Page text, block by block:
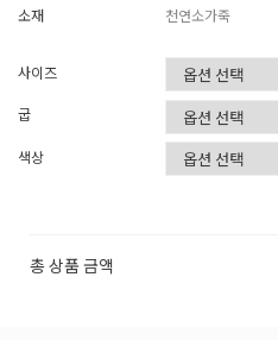
소재
천연소가죽
사이즈
굽
색상
총 상품 금액